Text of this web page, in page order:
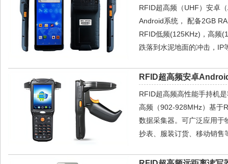
RFID超高频（UHF）安卓
Android系统， 配备2GB
RFID低频(125KHz)，高频
跌落到水泥地面的冲击，IP
RFID超高频安卓
RFID超高频高性能手持机
高频（902-928MHz）基于
数据采集器。可广泛应用于
抄表、服装订货、移动销售